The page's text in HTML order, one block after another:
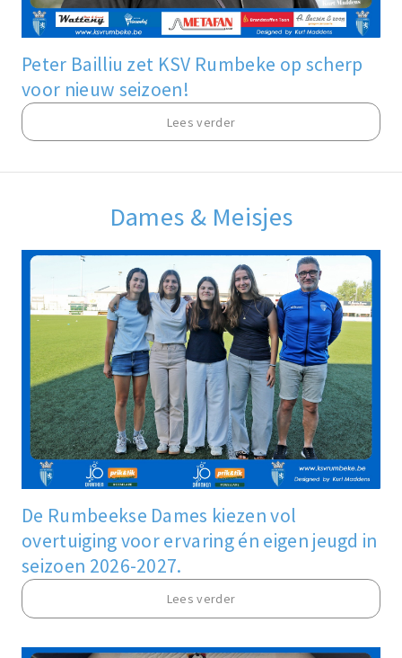
Peter Bailliu zet KSV Rumbeke op scherp
voor nieuw seizoen!
Lees verder
Dames & Meisjes
De Rumbeekse Dames kiezen vol
overtuiging voor ervaring én eigen jeugd in
seizoen 2026-2027.
Lees verder